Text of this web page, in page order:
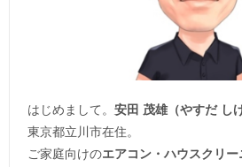
はじめまして。 安田 茂雄（やすだ し
東京都立川市在住。
ご家庭向けのエアコン・ハウスクリー